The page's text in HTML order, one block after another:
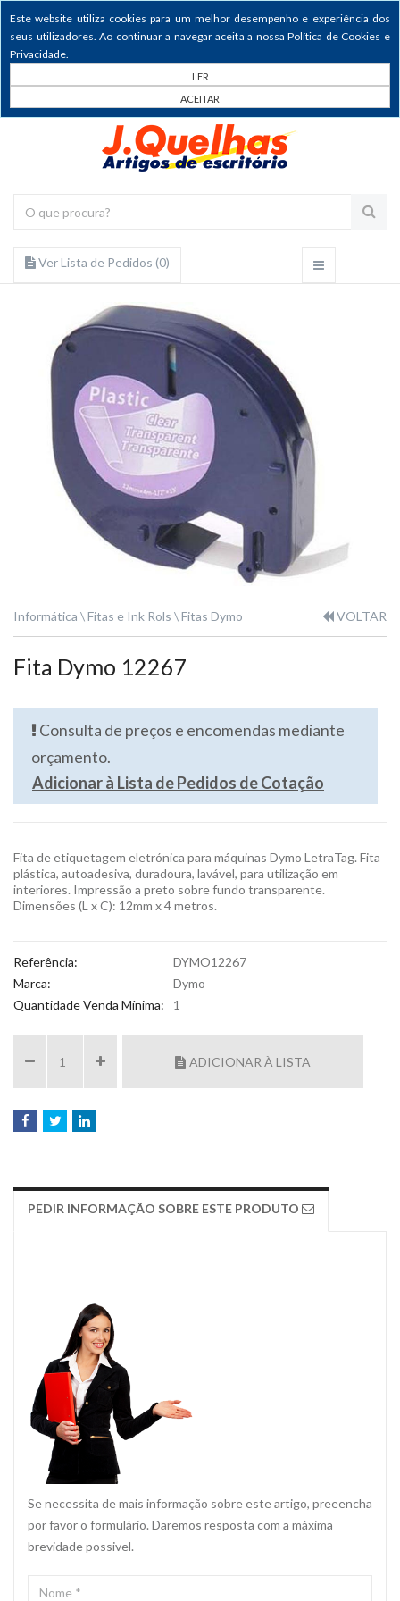
Este website utiliza cookies para um melhor desempenho e experiência dos
seus utilizadores. Ao continuar a navegar aceita a nossa Política de Cookies e
Privacidade.
LER
ACEITAR
Ver Lista de Pedidos (0)
Informática Fitas e Ink Rols Fitas Dymo VOLTAR
Fita Dymo 12267
Consulta de preços e encomendas mediante
orçamento.
Adicionar à Lista de Pedidos de Cotação
Fita de etiquetagem eletrónica para máquinas Dymo LetraTag. Fita
plástica, autoadesiva, duradoura, lavável, para utilização em
interiores. Impressão a preto sobre fundo transparente.
Dimensões (L x C): 12mm x 4 metros.
Referência:
DYMO12267
Marca:
Dymo
Quantidade Venda Mínima:
1
ADICIONAR À LISTA
PEDIR INFORMAÇÃO SOBRE ESTE PRODUTO
Se necessita de mais informação sobre este artigo, preeencha
por favor o formulário. Daremos resposta com a máxima
brevidade possivel.